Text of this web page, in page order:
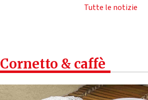
Tutte le notizie
Cornetto & caffè